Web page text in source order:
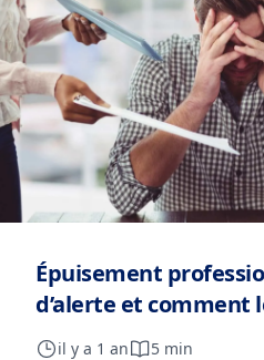
Épuisement
d’alerte et comment
il y a 1 an 5 min